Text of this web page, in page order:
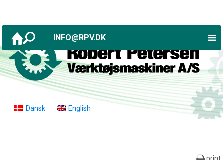
Dansk English
INFO@RPV.DK
print